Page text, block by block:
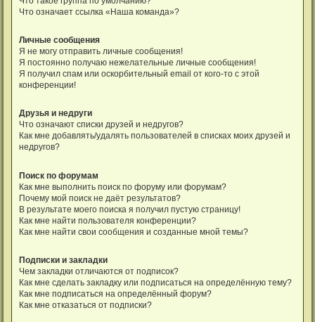
Что означает ссылка «Наша команда»?
Личные сообщения
Я не могу отправить личные сообщения!
Я постоянно получаю нежелательные личные сообщения!
Я получил спам или оскорбительный email от кого-то с этой
конференции!
Друзья и недруги
Что означают списки друзей и недругов?
Как мне добавлять/удалять пользователей в списках моих друзей и
недругов?
Поиск по форумам
Как мне выполнить поиск по форуму или форумам?
Почему мой поиск не даёт результатов?
В результате моего поиска я получил пустую страницу!
Как мне найти пользователя конференции?
Как мне найти свои сообщения и созданные мной темы?
Подписки и закладки
Чем закладки отличаются от подписок?
Как мне сделать закладку или подписаться на определённую тему?
Как мне подписаться на определённый форум?
Как мне отказаться от подписки?